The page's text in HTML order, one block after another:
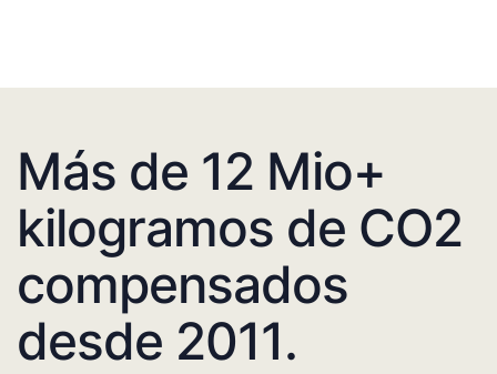
Más de 12 Mio+
kilogramos de CO2
compensados
desde 2011.